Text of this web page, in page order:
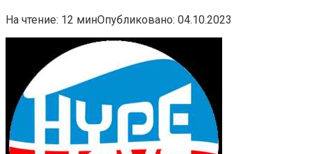
На чтение: 12 минОпубликовано: 04.10.2023